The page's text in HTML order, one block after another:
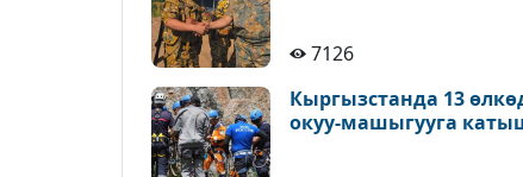
7126
Кыргызстанда 13
окуу-машыгууга